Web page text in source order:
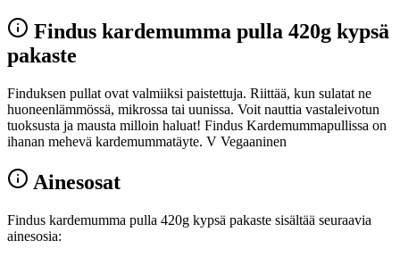
Findus kardemumma pulla 420g kypsä
pakaste
Finduksen pullat ovat valmiiksi paistettuja. Riittää, kun sulatat ne
huoneenlämmössä, mikrossa tai uunissa. Voit nauttia vastaleivotun
tuoksusta ja mausta milloin haluat! Findus Kardemummapullissa on
ihanan mehevä kardemummatäyte. V Vegaaninen
Ainesosat
Findus kardemumma pulla 420g kypsä pakaste sisältää seuraavia
ainesosia: